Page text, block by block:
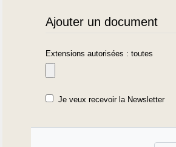
Ajouter un document
Extensions autorisées : toutes
Je veux recevoir la Newsletter